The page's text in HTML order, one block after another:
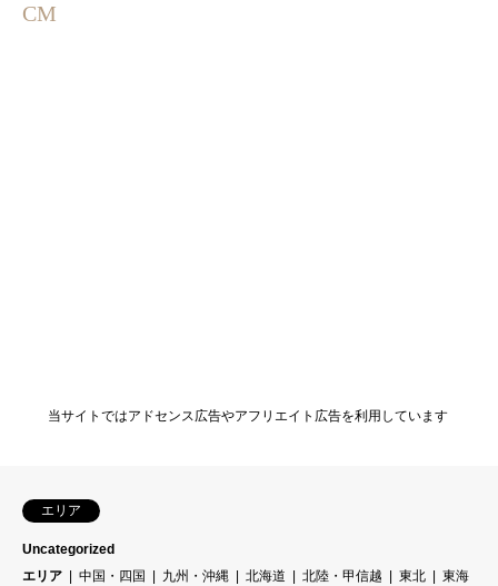
CM
当サイトではアドセンス広告やアフリエイト広告を利用しています
エリア
Uncategorized
エリア
中国・四国 九州・沖縄 北海道 北陸・甲信越 東北
東海